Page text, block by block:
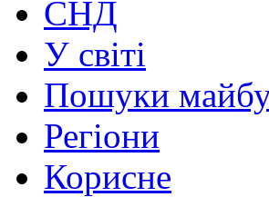
СНД
У світі
Пошуки
Регіони
Корисне